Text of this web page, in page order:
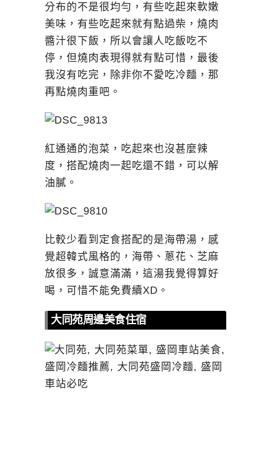
分布的不是很均勻，有些吃起來軟嫩
美味，有些吃起來就有點過柴，燒肉
醬汁很下飯，所以會讓人吃飯吃不
停，但燒肉表現得就有點可惜，最後
我沒有吃完，除非你不愛吃冷麵，那
再點燒肉重吧。
紅通通的泡菜，吃起來也沒甚麼辣
度，搭配燒肉一起吃還不錯，可以解
油膩。
比較少看到定食搭配的是海帶湯，感
覺超韓式風格的，海帶、蔥花、芝麻
放很多，誠意滿滿，這湯我覺得算好
喝，可惜不能免費續XD。
大同苑周邊美食住宿